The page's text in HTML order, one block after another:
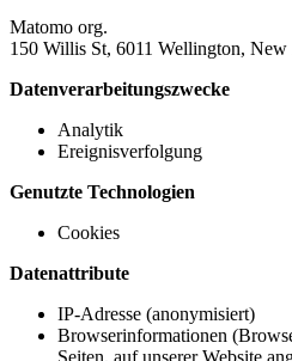
Matomo org.
150 Willis St, 6011 Wellington, New
Datenverarbeitungszwecke
Analytik
Ereignisverfolgung
Genutzte Technologien
Cookies
Datenattribute
IP-Adresse (anonymisiert)
Browserinformationen
Seiten, auf unserer Website